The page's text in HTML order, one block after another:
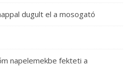
dugult el a mosogató
napelemekbe fekteti a